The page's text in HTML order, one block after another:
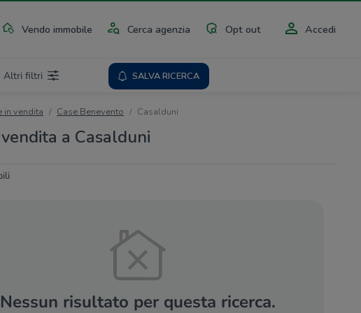
Vendo immobile Cerca agenzia Opt out Accedi
Altri filtri SALVA RICERCA
in vendita Case Benevento Casalduni
a Casalduni
Nessun risultato per questa ricerca.